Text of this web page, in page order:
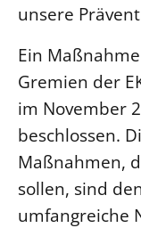
unsere
Ein
Gremien der
im November
beschlossen.
Maßnahmen,
sollen, sind
umfangreiche